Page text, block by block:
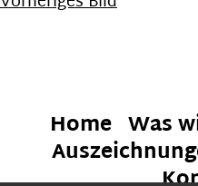
Home Was